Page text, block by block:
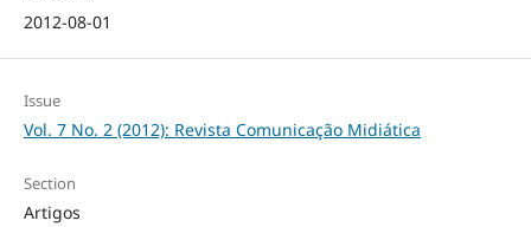
2012-08-01
Issue
Vol. 7 No. 2 (2012): Revista Comunicação Midiática
Section
Artigos